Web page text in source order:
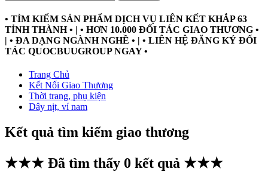
• TÌM KIẾM SẢN PHẨM DỊCH VỤ LIÊN KẾT KHẮP 63
TỈNH THÀNH • | • HƠN 10.000 ĐỐI TÁC GIAO THƯƠNG •
| • ĐA DẠNG NGÀNH NGHỀ • | • LIÊN HỆ ĐĂNG KÝ ĐỐI
TÁC QUOCBUUGROUP NGAY •
Trang Chủ
Kết Nối Giao Thương
Thời trang, phụ kiện
Dây nịt, ví nam
Kết quả tìm kiếm giao thương
★★★ Đã tìm thấy 0 kết quả ★★★